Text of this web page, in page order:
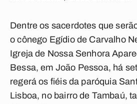
Dentre os sacerdotes que
o cônego Egídio de Carvalho
Igreja de Nossa Senhora
Bessa, em João Pessoa, há
regerá os fiéis da paróquia
Lisboa, no bairro de Tambaú,